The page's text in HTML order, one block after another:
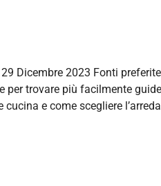
Dicembre 2023 Fonti
trovare più facilmente
e come scegliere